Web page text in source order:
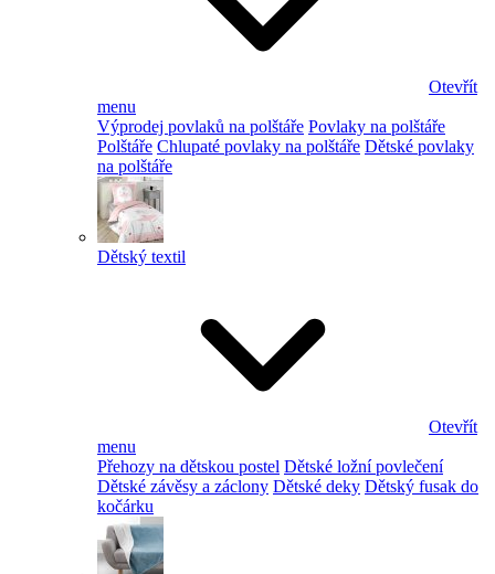
Otevřít
menu
Výprodej povlaků na polštáře Povlaky na polštáře
Polštáře Chlupaté povlaky na polštáře Dětské povlaky
na polštáře
Dětský textil
Otevřít
menu
Přehozy na dětskou postel Dětské ložní povlečení
Dětské závěsy a záclony Dětské deky Dětský fusak do
kočárku